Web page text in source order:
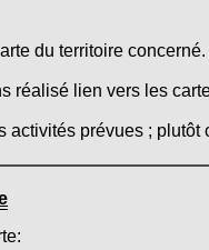
du territoire concerné.
réalisé lien vers les
prévues ;